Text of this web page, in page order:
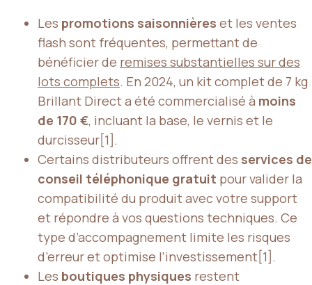
Les promotions saisonnières et les ventes
flash sont fréquentes, permettant de
bénéficier de remises substantielles sur des
lots complets. En 2024, un kit complet de 7 kg
Brillant Direct a été commercialisé à moins
de 170 €, incluant la base, le vernis et le
durcisseur[1].
Certains distributeurs offrent des services de
conseil téléphonique gratuit pour valider la
compatibilité du produit avec votre support
et répondre à vos questions techniques. Ce
type d’accompagnement limite les risques
d’erreur et optimise l’investissement[1].
Les boutiques physiques restent